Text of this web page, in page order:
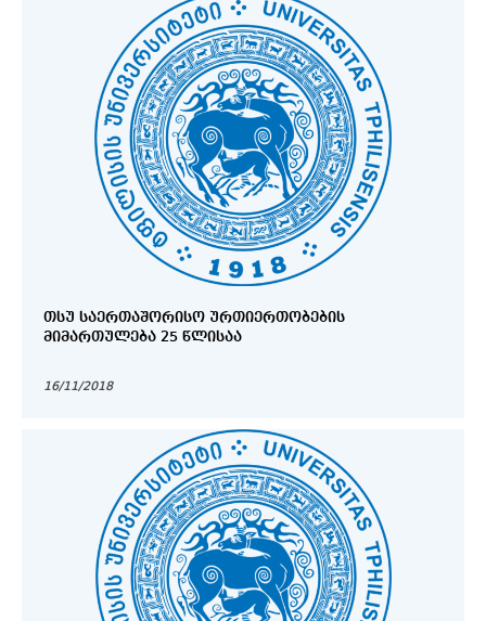
ᲗᲡᲣ ᲡᲐᲔᲠᲗᲐᲨᲝᲠᲘᲡᲝ ᲣᲠᲗᲘᲔᲠᲗᲝᲑᲔᲑᲘᲡ
ᲛᲘᲛᲐᲠᲗᲣᲚᲔᲑᲐ 25 ᲬᲚᲘᲡᲐᲐ
16/11/2018